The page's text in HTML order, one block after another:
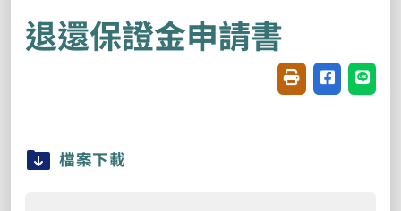
退還保證金申請書
友善列印(開新視
分享至臉書
分享
檔案下載